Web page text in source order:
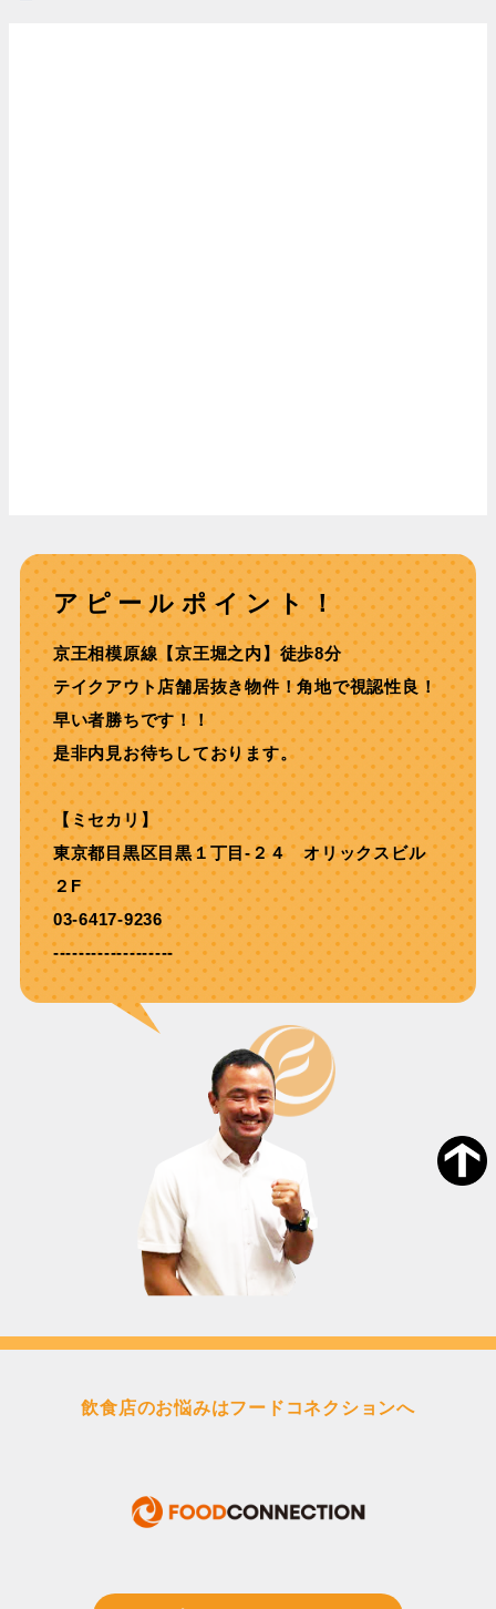
アピールポイント！
京王相模原線【京王堀之内】徒歩8分
テイクアウト店舗居抜き物件！角地で視認性良！
早い者勝ちです！！
是非内見お待ちしております。
【ミセカリ】
東京都目黒区目黒１丁目-２４ オリックスビル
２F
03-6417-9236
-------------------
飲食店のお悩みはフードコネクションへ